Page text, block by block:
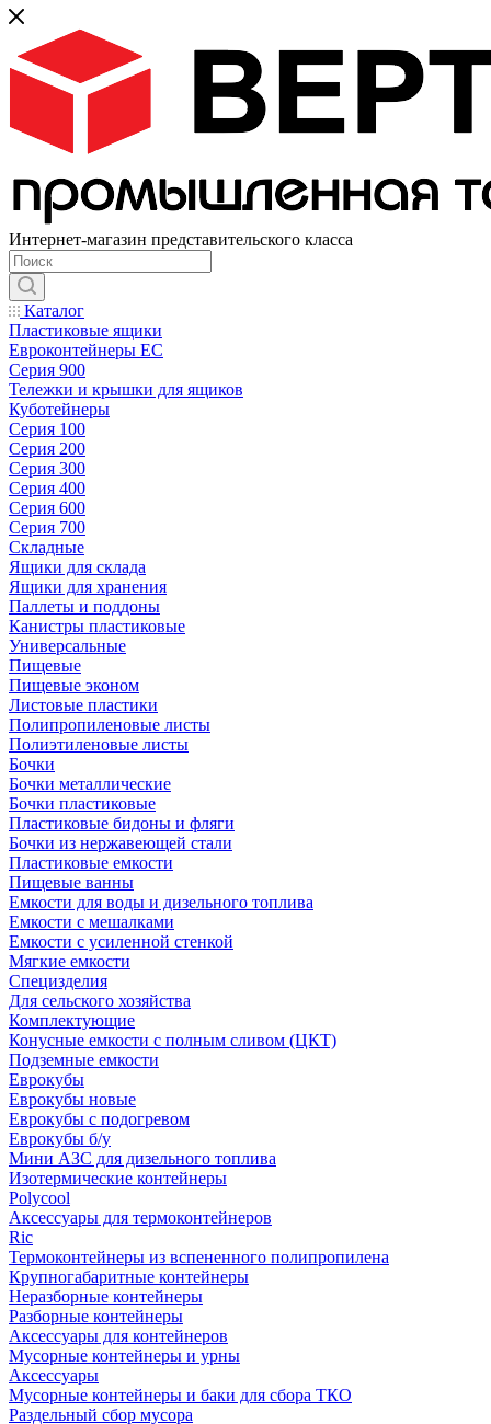
Интернет-магазин представительского класса
Каталог
Пластиковые ящики
Евроконтейнеры ЕС
Серия 900
Тележки и крышки для ящиков
Куботейнеры
Серия 100
Серия 200
Серия 300
Серия 400
Серия 600
Серия 700
Складные
Ящики для склада
Ящики для хранения
Паллеты и поддоны
Канистры пластиковые
Универсальные
Пищевые
Пищевые эконом
Листовые пластики
Полипропиленовые листы
Полиэтиленовые листы
Бочки
Бочки металлические
Бочки пластиковые
Пластиковые бидоны и фляги
Бочки из нержавеющей стали
Пластиковые емкости
Пищевые ванны
Емкости для воды и дизельного топлива
Емкости с мешалками
Емкости с усиленной стенкой
Мягкие емкости
Специзделия
Для сельского хозяйства
Комплектующие
Конусные емкости с полным сливом (ЦКТ)
Подземные емкости
Еврокубы
Еврокубы новые
Еврокубы с подогревом
Еврокубы б/у
Мини АЗС для дизельного топлива
Изотермические контейнеры
Polycool
Аксессуары для термоконтейнеров
Ric
Термоконтейнеры из вспененного полипропилена
Крупногабаритные контейнеры
Неразборные контейнеры
Разборные контейнеры
Аксессуары для контейнеров
Мусорные контейнеры и урны
Аксессуары
Мусорные контейнеры и баки для сбора ТКО
Раздельный сбор мусора